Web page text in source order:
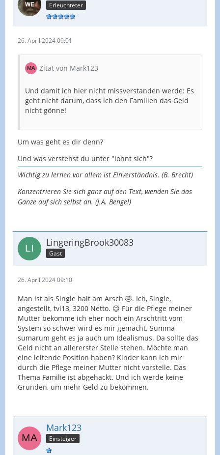
Erleuchteter
26. April 2024 09:01
Zitat von Mark123
Und damit ich hier nicht missverstanden werde: Es
geht nicht darum, dass ich den Familien das Geld
nicht gönne!
Um was geht es dir denn?
Und was verstehst du unter "lohnt sich"?
Wichtig zu lernen vor allem ist Einverständnis. (B. Brecht)
Konzentrieren Sie sich ganz auf den Text, wenden Sie das
Ganze auf sich selbst an. (J.A. Bengel)
LingeringBrook30083
Gast
26. April 2024 09:10
Man ist als Single halt am Arsch 🤣. Ich, Single,
angestellt, tvl13, 3200 Netto. 😉 Für die Pflege meiner
Mutter bekomme ich eher noch ein Arschtritt vom
System so schwer wird es mir gemacht. Summa
sumarum geht es ja auch um Idealismus. Da sollte das
Geld nicht an allererster Stelle stehen. Möchte man
eine leitende Position haben? Kinder kann ich mir
durch die Pflege meiner Mutter nicht vorstelle. Das
Thema Familie ist abgehackt. Und ich werde keine
Gründen, um mehr Geld zu bekommen.
Mark123
Einsteiger